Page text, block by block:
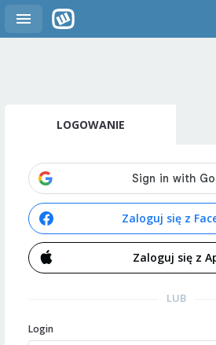
LOGOWANIE
Zaloguj się z
Zaloguj się z
LUB
Login